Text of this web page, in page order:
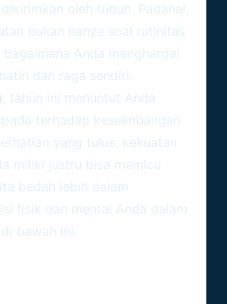
oleh tubuh. Padahal,
bukan hanya soal rutinitas
Anda menghargai
dan raga sendiri.
, tahun ini menuntut Anda
terhadap keseimbangan
yang tulus, kekuatan
miliki justru bisa memicu
bedah lebih dalam
fisik dan mental Anda dalam
bawah ini.